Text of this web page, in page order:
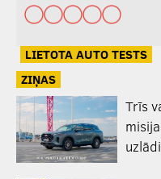
LIETOTA AUTO TESTS
ZIŅAS
Trīs